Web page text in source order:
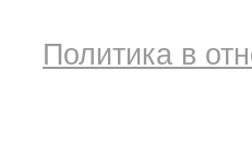
Политика в